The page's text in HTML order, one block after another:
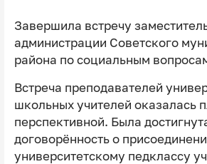
Завершила встречу
администрации Советского
района по социальным
Встреча преподавателей
школьных учителей оказалась
перспективной. Была
договорённость о
университетскому педклассу